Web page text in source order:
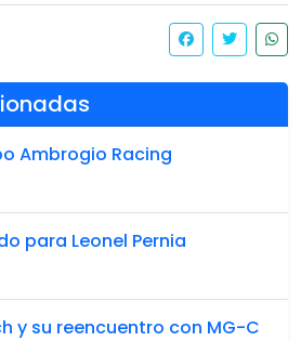
Ambrogio Racing
para Leonel Pernia
y su reencuentro con MG-C